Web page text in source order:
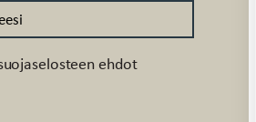
ehdot